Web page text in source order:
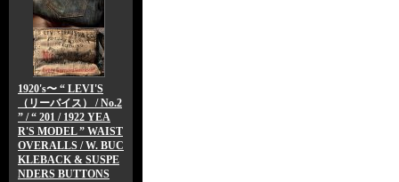
1920's〜 “ LEVI'S
（リーバイス） / No.2
” / “ 201 / 1922 YEA
R'S MODEL ” WAIST
OVERALLS / W. BUC
KLEBACK & SUSPE
NDERS BUTTONS